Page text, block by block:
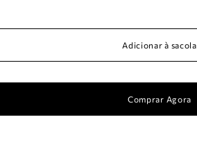
Adicionar à sacola
Comprar Agora